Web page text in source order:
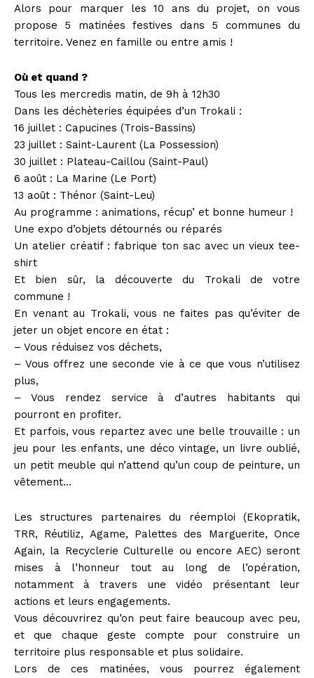
Alors pour marquer les 10 ans du projet, on vous
propose 5 matinées festives dans 5 communes du
territoire. Venez en famille ou entre amis !
Où et quand ?
Tous les mercredis matin, de 9h à 12h30
Dans les déchèteries équipées d’un Trokali :
16 juillet : Capucines (Trois-Bassins)
23 juillet : Saint-Laurent (La Possession)
30 juillet : Plateau-Caillou (Saint-Paul)
6 août : La Marine (Le Port)
13 août : Thénor (Saint-Leu)
Au programme : animations, récup’ et bonne humeur !
Une expo d’objets détournés ou réparés
Un atelier créatif : fabrique ton sac avec un vieux tee-
shirt
Et bien sûr, la découverte du Trokali de votre
commune !
En venant au Trokali, vous ne faites pas qu’éviter de
jeter un objet encore en état :
– Vous réduisez vos déchets,
– Vous offrez une seconde vie à ce que vous n’utilisez
plus,
– Vous rendez service à d’autres habitants qui
pourront en profiter.
Et parfois, vous repartez avec une belle trouvaille : un
jeu pour les enfants, une déco vintage, un livre oublié,
un petit meuble qui n’attend qu’un coup de peinture, un
vêtement…
Les structures partenaires du réemploi (Ekopratik,
TRR, Réutiliz, Agame, Palettes des Marguerite, Once
Again, la Recyclerie Culturelle ou encore AEC) seront
mises à l’honneur tout au long de l’opération,
notamment à travers une vidéo présentant leur
actions et leurs engagements.
Vous découvrirez qu’on peut faire beaucoup avec peu,
et que chaque geste compte pour construire un
territoire plus responsable et plus solidaire.
Lors de ces matinées, vous pourrez également